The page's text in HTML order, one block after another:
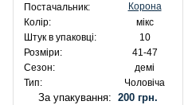
Постачальник:
Корона
Колір:
мікс
Штук в упаковці:
10
Розміри:
41-47
Сезон:
демі
Тип:
Чоловіча
За упакування: 200 грн.